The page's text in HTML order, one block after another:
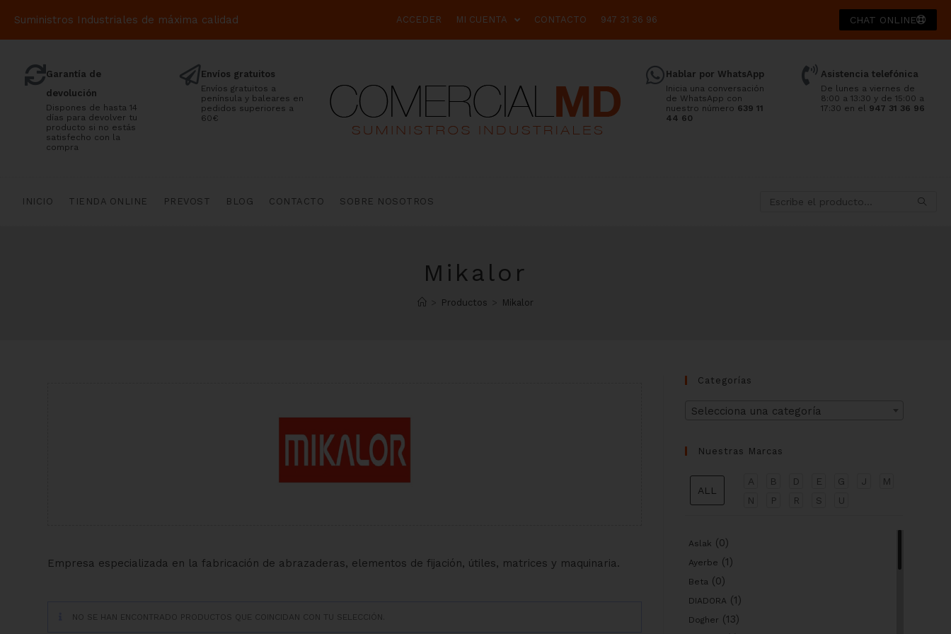
Suministros Industriales de máxima calidad ACCEDER MI CUENTA CONTACTO 947 31 36 96 CHAT ONLINE
Garantía de
devolución
Dispones de hasta 14
días para devolver tu
producto si no estás
satisfecho con la
compra
Envíos gratuitos
Envíos gratuitos a
península y baleares en
pedidos superiores a
60€
Hablar por WhatsApp
Inicia una conversación
de WhatsApp con
nuestro número 639 11
44 60
Asistencia telefónica
De lunes a viernes de
8:00 a 13:30 y de 15:00 a
17:30 en el 947 31 36 96
INICIO TIENDA ONLINE PREVOST BLOG CONTACTO SOBRE NOSOTROS
Mikalor
Productos Mikalor
Empresa especializada en la fabricación de abrazaderas, elementos de fijación, útiles, matrices y maquinaria.
NO SE HAN ENCONTRADO PRODUCTOS QUE COINCIDAN CON TU SELECCIÓN.
Categorías
Selecciona una categoría
Nuestras Marcas
ALL
A B D E G J
M
N
P R S U
Aslak (0)
Ayerbe (1)
Beta (0)
DIADORA (1)
Dogher (13)